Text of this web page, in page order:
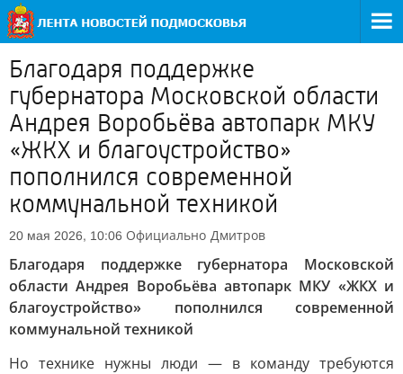
Благодаря поддержке
губернатора Московской области
Андрея Воробьёва автопарк МКУ
«ЖКХ и благоустройство»
пополнился современной
коммунальной техникой
20 мая 2026, 10:06 Официально Дмитров
Благодаря поддержке губернатора Московской
области Андрея Воробьёва автопарк МКУ «ЖКХ и
благоустройство» пополнился современной
коммунальной техникой
Но технике нужны люди — в команду требуются